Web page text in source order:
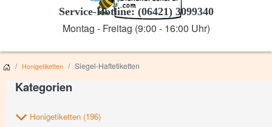
Service-Hotline: (06421) 3099340
Montag - Freitag (9:00 - 16:00 Uhr)
Honigetiketten Siegel-Haftetiketten
Kategorien
Honigetiketten (196)